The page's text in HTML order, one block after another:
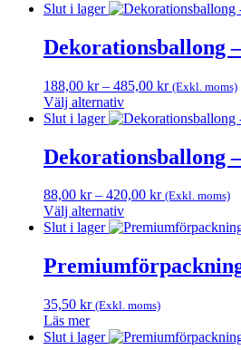
olika
kan
väljas
på
produktsidan
till
Den
produkten
har
varianter.
De
olika
kan
väljas
på
produktsidan
Slut i lager
Dekorationsballong
188,00 kr – 485,00 krPrisintervall:
till
(Exkl. moms)
Välj alternativ
Den
produkten
har
varianter.
De
olika
kan
väljas
på
produktsidan
Slut i lager
Dekorationsballong
88,00 kr – 420,00 krPrisintervall:
till
(Exkl. moms)
Välj alternativ
Den
produkten
har
varianter.
De
olika
Slut i lager
35,50 kr (Exkl. moms)
Läs mer
Slut i lager